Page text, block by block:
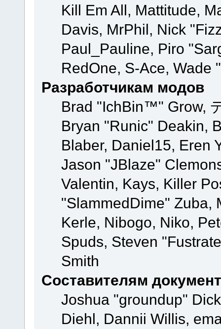
Kill Em All, Mattitude,
Davis, MrPhil, Nick
Paul_Pauline, Piro
RedOne, S-Ace,
Разработчикам модов
Brad "IchBin™" Grow,
Bryan "Runic" Deakin,
Blaber, Daniel15, Eren
Jason "JBlaze"
Valentin, Kays, Killer
"SlammedDime" Zuba,
Kerle, Nibogo, Niko,
Spuds, Steven
Smith
Составителям
Joshua "groundup"
Diehl, Dannii Willis,